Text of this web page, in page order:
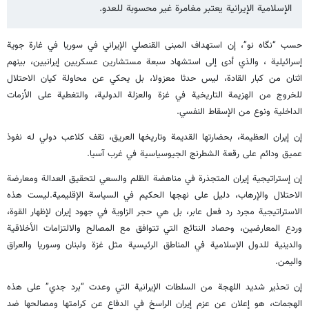
الإسلامية الإيرانية يعتبر مغامرة غير محسوبة للعدو.
حسب “نگاه نو”، إن استهداف المبنى القنصلي الإيراني في سوريا في غارة جوية
إسرائيلية ، والذي أدى إلى استشهاد سبعة مستشارين عسكريين إيرانيين، بينهم
اثنان من كبار القادة، ليس حدثا معزولا، بل يحكي عن محاولة كيان الاحتلال
للخروج من الهزيمة التاريخية في غزة والعزلة الدولية، والتغطية على الأزمات
الداخلية ونوع من الإسقاط النفسي.
إن إيران العظيمة، بحضارتها القديمة وتاريخها العريق، تقف كلاعب دولي له نفوذ
عميق ودائم على رقعة الشطرنج الجيوسياسية في غرب آسيا.
إن إستراتيجية إيران المتجذرة في مناهضة الظلم والسعي لتحقيق العدالة ومعارضة
الاحتلال والإرهاب، دليل على نهجها الحكيم في السياسة الإقليمية.ليست هذه
الاستراتيجية مجرد رد فعل عابر، بل هي حجر الزاوية في جهود إيران لإظهار القوة،
وردع المعارضين، وحصاد النتائج التي تتوافق مع المصالح والالتزامات الأخلاقية
والدينية للدول الإسلامية في المناطق الرئيسية مثل غزة ولبنان وسوريا والعراق
واليمن.
إن تحذير شديد اللهجة من السلطات الإيرانية التي وعدت “برد جدي” على هذه
الهجمات، هو إعلان عن عزم إيران الراسخ في الدفاع عن كرامتها ومصالحها ضد